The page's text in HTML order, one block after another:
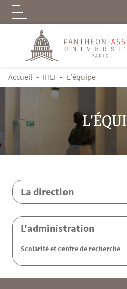
Aller au contenu principal
Logo
FIL D'ARIANE
Accueil IHEI L'équipe
ContenuLa direction
L'administration
Scolarité et centre de recherche